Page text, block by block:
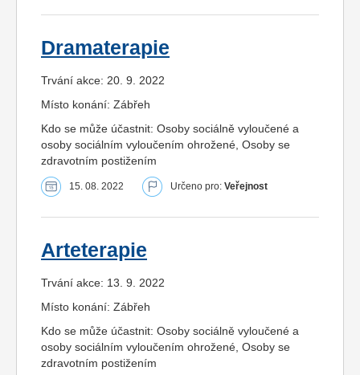
Dramaterapie
Trvání akce: 20. 9. 2022
Místo konání: Zábřeh
Kdo se může účastnit: Osoby sociálně vyloučené a
osoby sociálním vyloučením ohrožené, Osoby se
zdravotním postižením
15. 08. 2022 Určeno pro: Veřejnost
Arteterapie
Trvání akce: 13. 9. 2022
Místo konání: Zábřeh
Kdo se může účastnit: Osoby sociálně vyloučené a
osoby sociálním vyloučením ohrožené, Osoby se
zdravotním postižením